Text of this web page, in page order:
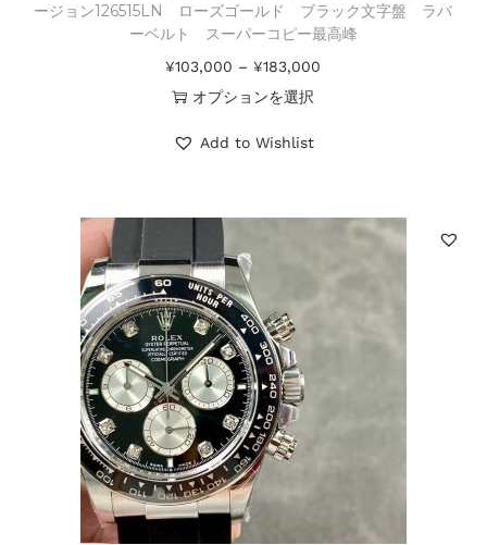
ージョン126515LN ローズゴールド ブラック文字盤 ラバ
ーベルト スーパーコピー最高峰
¥103,000 –¥183,000
オプションを選択
Add to Wishlist